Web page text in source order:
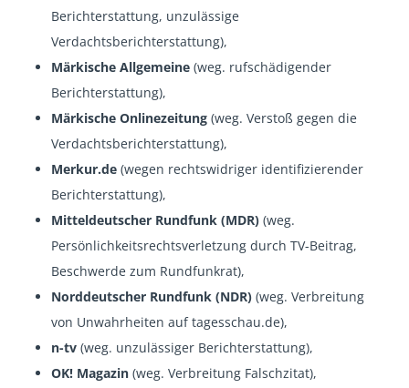
Berichterstattung, unzulässige
Verdachtsberichterstattung),
Märkische Allgemeine (weg. rufschädigender
Berichterstattung),
Märkische Onlinezeitung (weg. Verstoß gegen die
Verdachtsberichterstattung),
Merkur.de(wegen rechtswidriger identifizierender
Berichterstattung),
Mitteldeutscher Rundfunk (MDR) (weg.
Persönlichkeitsrechtsverletzung durch TV-Beitrag,
Beschwerde zum Rundfunkrat),
Norddeutscher Rundfunk (NDR) (weg. Verbreitung
von Unwahrheiten auf tagesschau.de),
n-tv (weg. unzulässiger Berichterstattung),
OK! Magazin (weg. Verbreitung Falschzitat),